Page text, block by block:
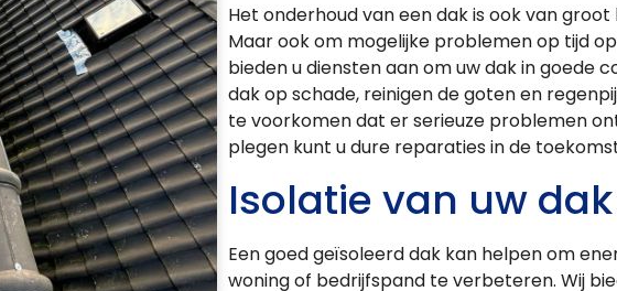
Het onderhoud van een dak is ook van
Maar ook om mogelijke problemen op tijd
bieden u diensten aan om uw dak in goede
dak op schade, reinigen de goten en
te voorkomen dat er serieuze problemen
plegen kunt u dure reparaties in de
Isolatie van uw dak
Een goed geïsoleerd dak kan helpen om
woning of bedrijfspand te verbeteren. Wij